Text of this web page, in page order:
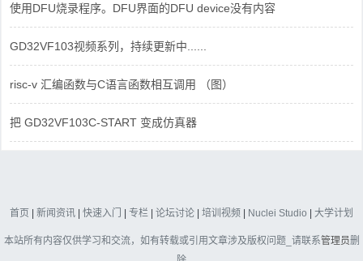
使用DFU烧录程序。DFU界面的DFU device没有内容
GD32VF103视频系列，持续更新中......
risc-v 汇编函数与C语言函数相互调用 （图）
把 GD32VF103C-START 变成仿真器
首页 | 新闻资讯 | 快速入门 | 专栏 | 论坛讨论 | 培训视频 | Nuclei Studio | 大学计划
本站所有内容仅供学习和交流，如有转载或引用文章涉及版权问题_请联系管理员删